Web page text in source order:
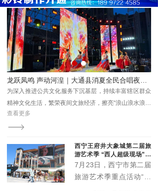
精神文化生活、推动文旅
深度融合、激发城市消费
活力，以高规格阵容、高
标准服务、高效能保障，
为市民及游客呈现了一场
音乐盛宴，展现了高原古
城西宁的城市魅力与开放
形象。
为深入推进公共文化服务下沉基层，持续丰富辖区群众
精神文化生活，繁荣夜间文旅经济，擦亮“浪山浪水浪大
通·在桥头感受这个夏的夜”城市文旅品牌。
查看更多
西宁王府井大象城第二届旅
游艺术季 “西人超级现场”启
幕
7月23日，西宁市第二届
旅游艺术季重点活动“西